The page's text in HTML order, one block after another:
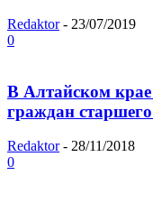
Redaktor - 23/07/2019
0
В Алтайском крае
граждан
Redaktor - 28/11/2018
0